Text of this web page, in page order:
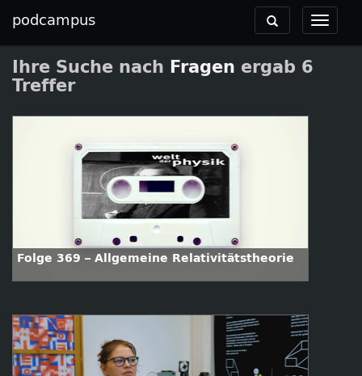
podcampus
Toggle
Toggle
navigation
Ihre Suche nach Fragen ergab 6
Treffer
Folge 369 – Allgemeine Relativitätstheorie